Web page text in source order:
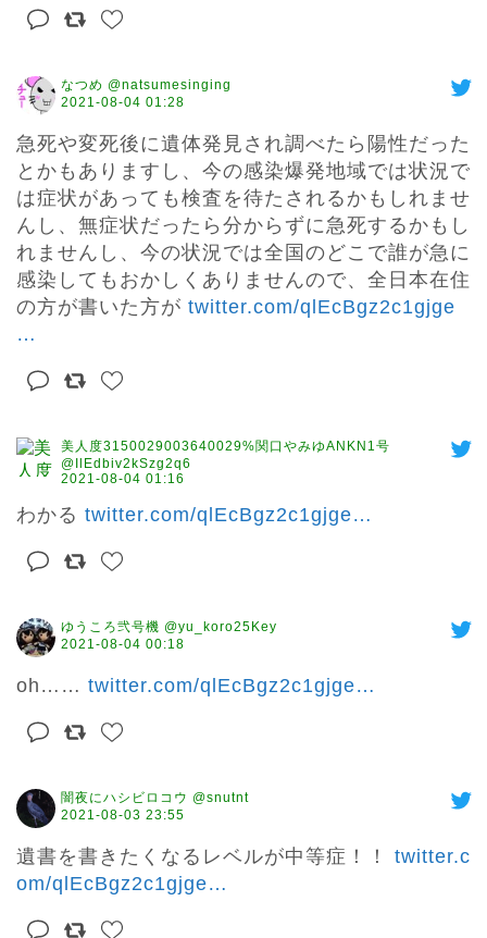
なつめ @natsumesinging
2021-08-04 01:28
急死や変死後に遺体発見され調べたら陽性だった
とかもありますし、今の感染爆発地域では状況で
は症状があっても検査を待たされるかもしれませ
んし、無症状だったら分からずに急死するかもし
れませんし、今の状況では全国のどこで誰が急に
感染してもおかしくありませんので、全日本在住
の方が書いた方が twitter.com/qlEcBgz2c1gjge
…
美人度3150029003640029%関口やみゆANKN1号
@IlEdbiv2kSzg2q6
2021-08-04 01:16
わかる twitter.com/qlEcBgz2c1gjge…
ゆうころ弐号機 @yu_koro25Key
2021-08-04 00:18
oh…… twitter.com/qlEcBgz2c1gjge…
闇夜にハシビロコウ @snutnt
2021-08-03 23:55
遺書を書きたくなるレベルが中等症！！ twitter.c
om/qlEcBgz2c1gjge…